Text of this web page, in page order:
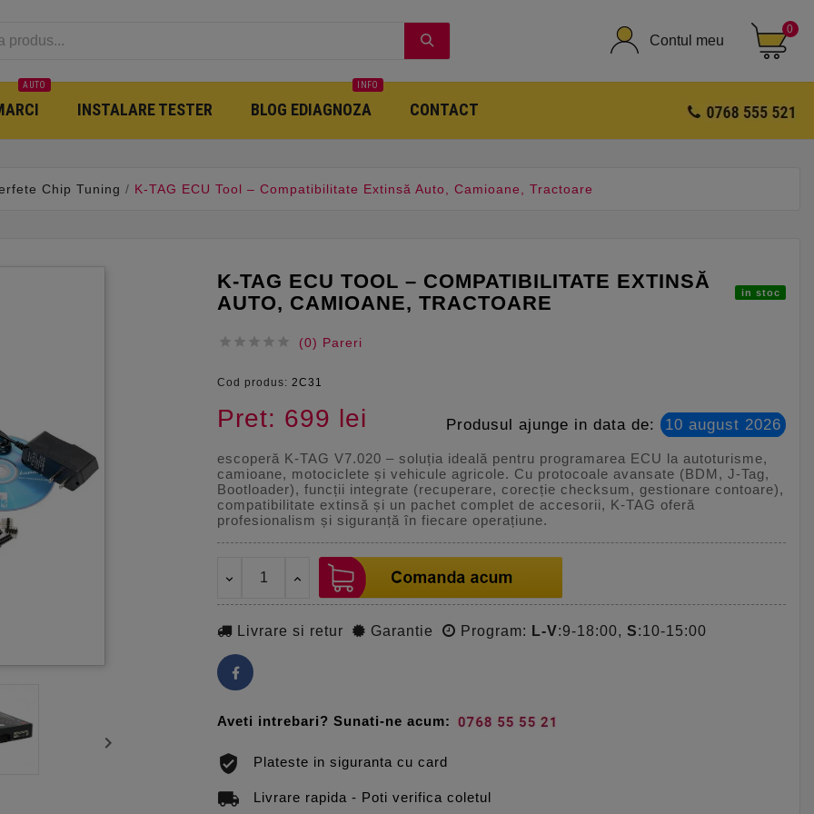
Contul meu
0
AUTO
INSTALARE TESTER BLOG EDIAGNOZA
INFO
CONTACT
Chip Tuning K-TAG ECU Tool – Compatibilitate Extinsă Auto, Camioane, Tractoare

K-TAG ECU TOOL – COMPATIBILITATE EXTINSĂ
AUTO, CAMIOANE, TRACTOARE
in stoc
     (0) Pareri
Cod produs: 2C31
Pret: 699 lei Produsul ajunge in data de: 10 august 2026
escoperă K-TAG V7.020 – soluția ideală pentru programarea ECU la autoturisme,
camioane, motociclete și vehicule agricole. Cu protocoale avansate (BDM, J-Tag,
Bootloader), funcții integrate (recuperare, corecție checksum, gestionare contoare),
compatibilitate extinsă și un pachet complet de accesorii, K-TAG oferă
profesionalism și siguranță în fiecare operațiune.
Livrare si retur Garantie Program: L-V:9-18:00, S:10-15:00
Aveti intrebari? Sunati-ne acum:
Plateste in siguranta cu card
Livrare rapida - Poti verifica coletul